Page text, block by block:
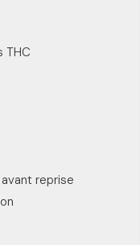
THC
reprise